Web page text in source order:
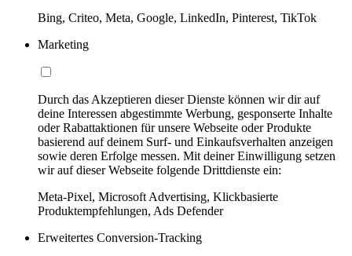
Bing, Criteo, Meta, Google, LinkedIn, Pinterest, TikTok
Marketing
Durch das Akzeptieren dieser Dienste können wir dir auf
deine Interessen abgestimmte Werbung, gesponserte Inhalte
oder Rabattaktionen für unsere Webseite oder Produkte
basierend auf deinem Surf- und Einkaufsverhalten anzeigen
sowie deren Erfolge messen. Mit deiner Einwilligung setzen
wir auf dieser Webseite folgende Drittdienste ein:
Meta-Pixel, Microsoft Advertising, Klickbasierte
Produktempfehlungen, Ads Defender
Erweitertes Conversion-Tracking